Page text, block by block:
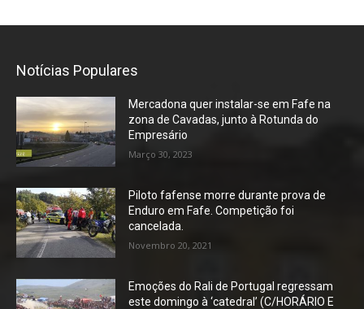
Notícias Populares
Mercadona quer instalar-se em Fafe na
zona de Cavadas, junto à Rotunda do
Empresário
Março 30, 2023
Piloto fafense morre durante prova de
Enduro em Fafe. Competição foi
cancelada.
Novembro 20, 2021
Emoções do Rali de Portugal regressam
este domingo à ‘catedral’ (C/HORÁRIO E